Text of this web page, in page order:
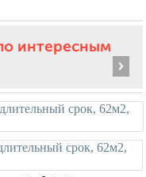
интересным
›